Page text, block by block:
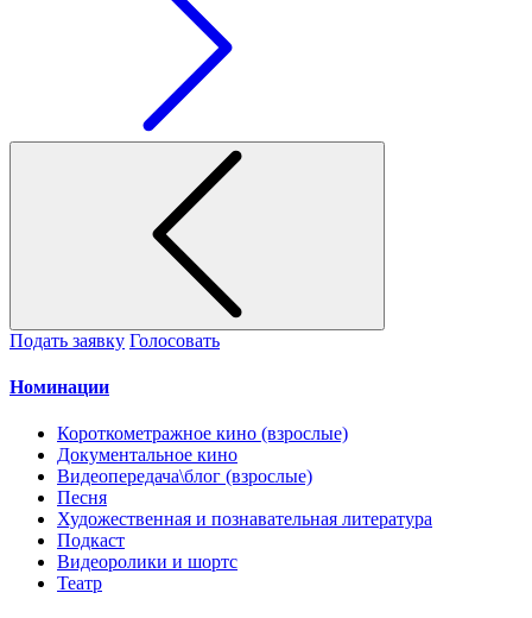
Подать заявку Голосовать
Номинации
Короткометражное кино (взрослые)
Документальное кино
Видеопередача\блог (взрослые)
Песня
Художественная и познавательная литература
Подкаст
Видеоролики и шортс
Театр